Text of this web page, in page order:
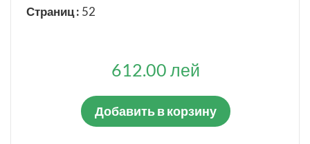
Страниц : 52
612.00 лей
Добавить в корзину